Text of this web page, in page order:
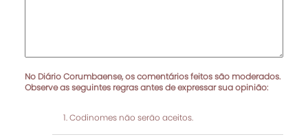
No Diário Corumbaense, os comentários feitos são moderados.
Observe as seguintes regras antes de expressar sua opinião:
Codinomes não serão aceitos.